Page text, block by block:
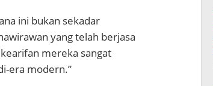
ini bukan sekadar
yang telah berjasa
mereka sangat
era modern.”